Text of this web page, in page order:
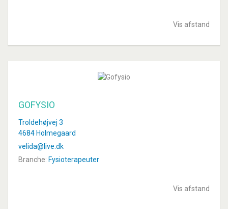
Vis afstand
GOFYSIO
Troldehøjvej 3
4684 Holmegaard
velida@live.dk
Branche: Fysioterapeuter
Vis afstand